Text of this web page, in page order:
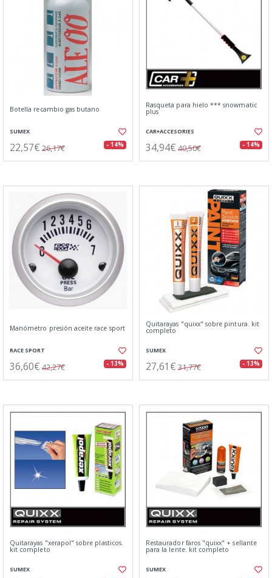
Botella recambio gas butano
SUMEX
22,57€ 26,17€ - 14%
Rasqueta para hielo *** snowmatic
plus
CAR+ACCESORIES
34,94€ 40,50€ - 14%
Manómetro presión aceite race sport
RACE SPORT
36,60€ 42,27€ - 13%
Quitarayas "quixx" sobre pintura. kit
completo
SUMEX
27,61€ 31,77€ - 13%
Quitarayas "xerapol" sobre plasticos.
kit completo
SUMEX
Restaurador faros "quixx" + sellante
para la lente. kit completo
SUMEX